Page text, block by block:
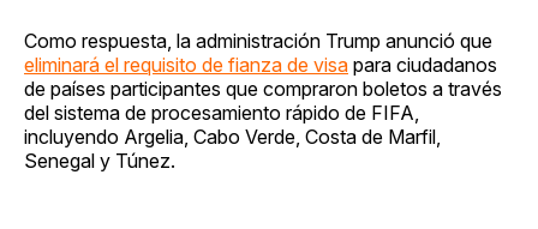
Como respuesta, la administración Trump anunció que
eliminará el requisito de fianza de visa para ciudadanos
de países participantes que compraron boletos a través
del sistema de procesamiento rápido de FIFA,
incluyendo Argelia, Cabo Verde, Costa de Marfil,
Senegal y Túnez.